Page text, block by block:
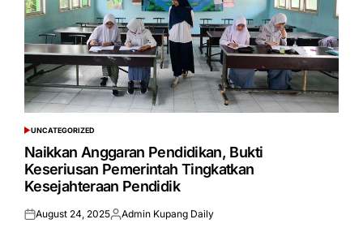
POSTED
IN
UNCATEGORIZED
Naikkan Anggaran Pendidikan, Bukti
Keseriusan Pemerintah Tingkatkan
Kesejahteraan Pendidik
Posted
August 24, 2025Posted
Admin Kupang Daily